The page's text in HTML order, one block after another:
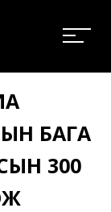
БАГА
300